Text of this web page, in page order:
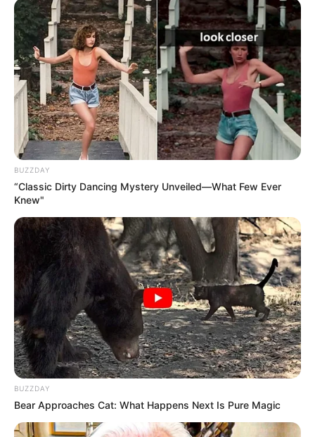
BUZZDAY
“Classic Dirty Dancing Mystery Unveiled—What Few Ever
Knew"
BUZZDAY
Bear Approaches Cat: What Happens Next Is Pure Magic